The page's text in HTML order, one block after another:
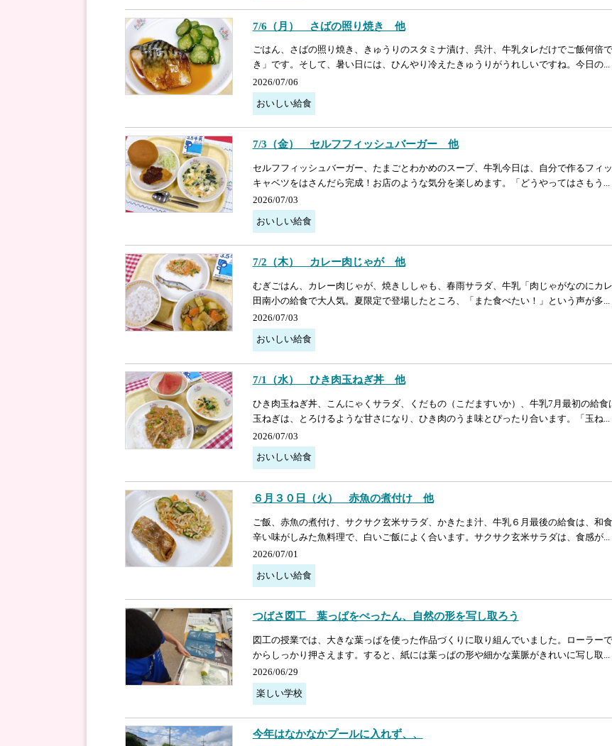
7/6（月） さばの照り焼き 他
ごはん、さばの照り焼き、きゅうりのスタミナ漬け、呉汁、牛乳タレだけでご飯何倍
き」です。そして、暑い日には、ひんやり冷えたきゅうりがうれしいですね。今日の...
2026/07/06
おいしい給食
7/3（金） セルフフィッシュバーガー 他
セルフフィッシュバーガー、たまごとわかめのスープ、牛乳今日は、自分で作るフィ
キャベツをはさんだら完成！お店のような気分を楽しめます。「どうやってはさもう...
2026/07/03
おいしい給食
7/2（木） カレー肉じゃが 他
むぎごはん、カレー肉じゃが、焼きししゃも、春雨サラダ、牛乳「肉じゃがなのにカ
田南小の給食で大人気。夏限定で登場したところ、「また食べたい！」という声が多...
2026/07/03
おいしい給食
7/1（水） ひき肉玉ねぎ丼 他
ひき肉玉ねぎ丼、こんにゃくサラダ、くだもの（こだますいか）、牛乳7月最初の給
玉ねぎは、とろけるような甘さになり、ひき肉のうま味とぴったり合います。「玉ね...
2026/07/03
おいしい給食
６月３０日（火） 赤魚の煮付け 他
ご飯、赤魚の煮付け、サクサク玄米サラダ、かきたま汁、牛乳６月最後の給食は、和
辛い味がしみた魚料理で、白いご飯によく合います。サクサク玄米サラダは、食感が...
2026/07/01
おいしい給食
つばさ図工 葉っぱをぺったん、自然の形を写し取ろう
図工の授業では、大きな葉っぱを使った作品づくりに取り組んでいました。ローラー
からしっかり押さえます。すると、紙には葉っぱの形や細かな葉脈がきれいに写し取...
2026/06/29
楽しい学校
今年はなかなかプールに入れず、、